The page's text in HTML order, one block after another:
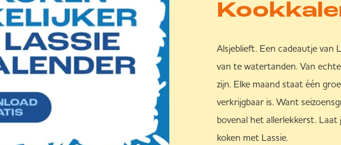
Alsjeblieft. Een cadeautje van
van te watertanden. Van
zijn. Elke maand staat één
verkrijgbaar is. Want
bovenal het allerlekkerst. Laat
koken met Lassie.